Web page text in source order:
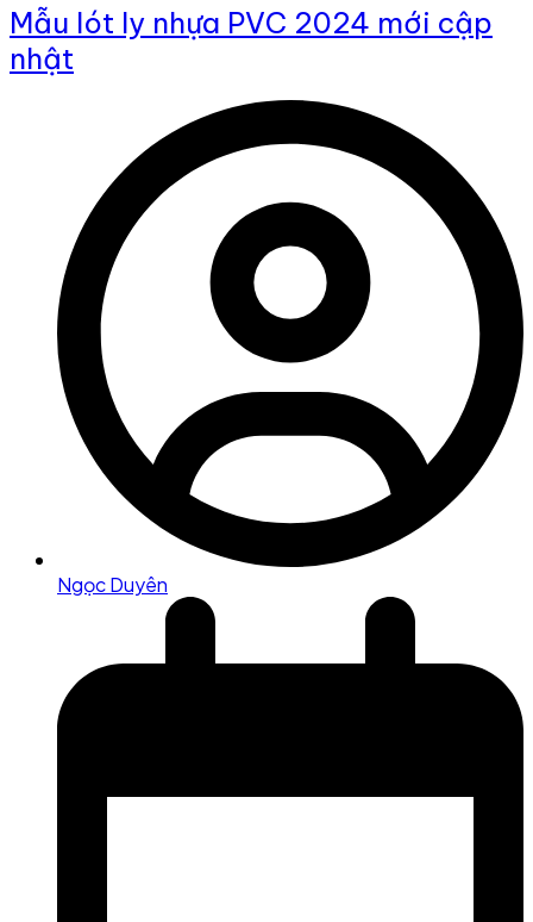
Mẫu lót ly nhựa PVC 2024 mới cập
nhật
Ngọc Duyên